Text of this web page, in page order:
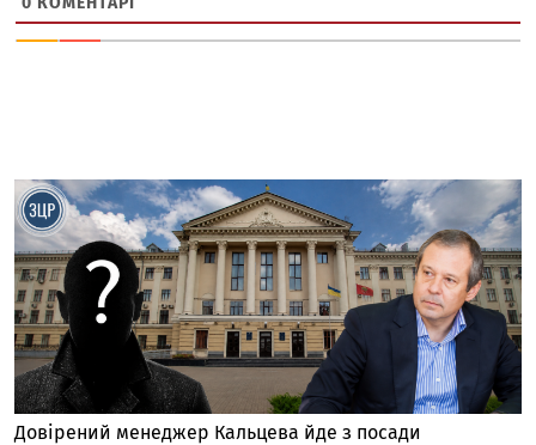
Довірений менеджер Кальцева йде з посади